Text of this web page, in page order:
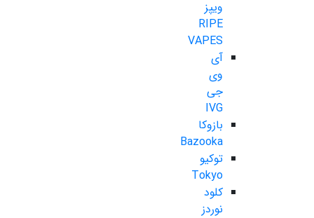
ویپز
RIPE
VAPES
آی
وی
جی
IVG
بازوکا
Bazooka
توکیو
Tokyo
کلود
نوردز